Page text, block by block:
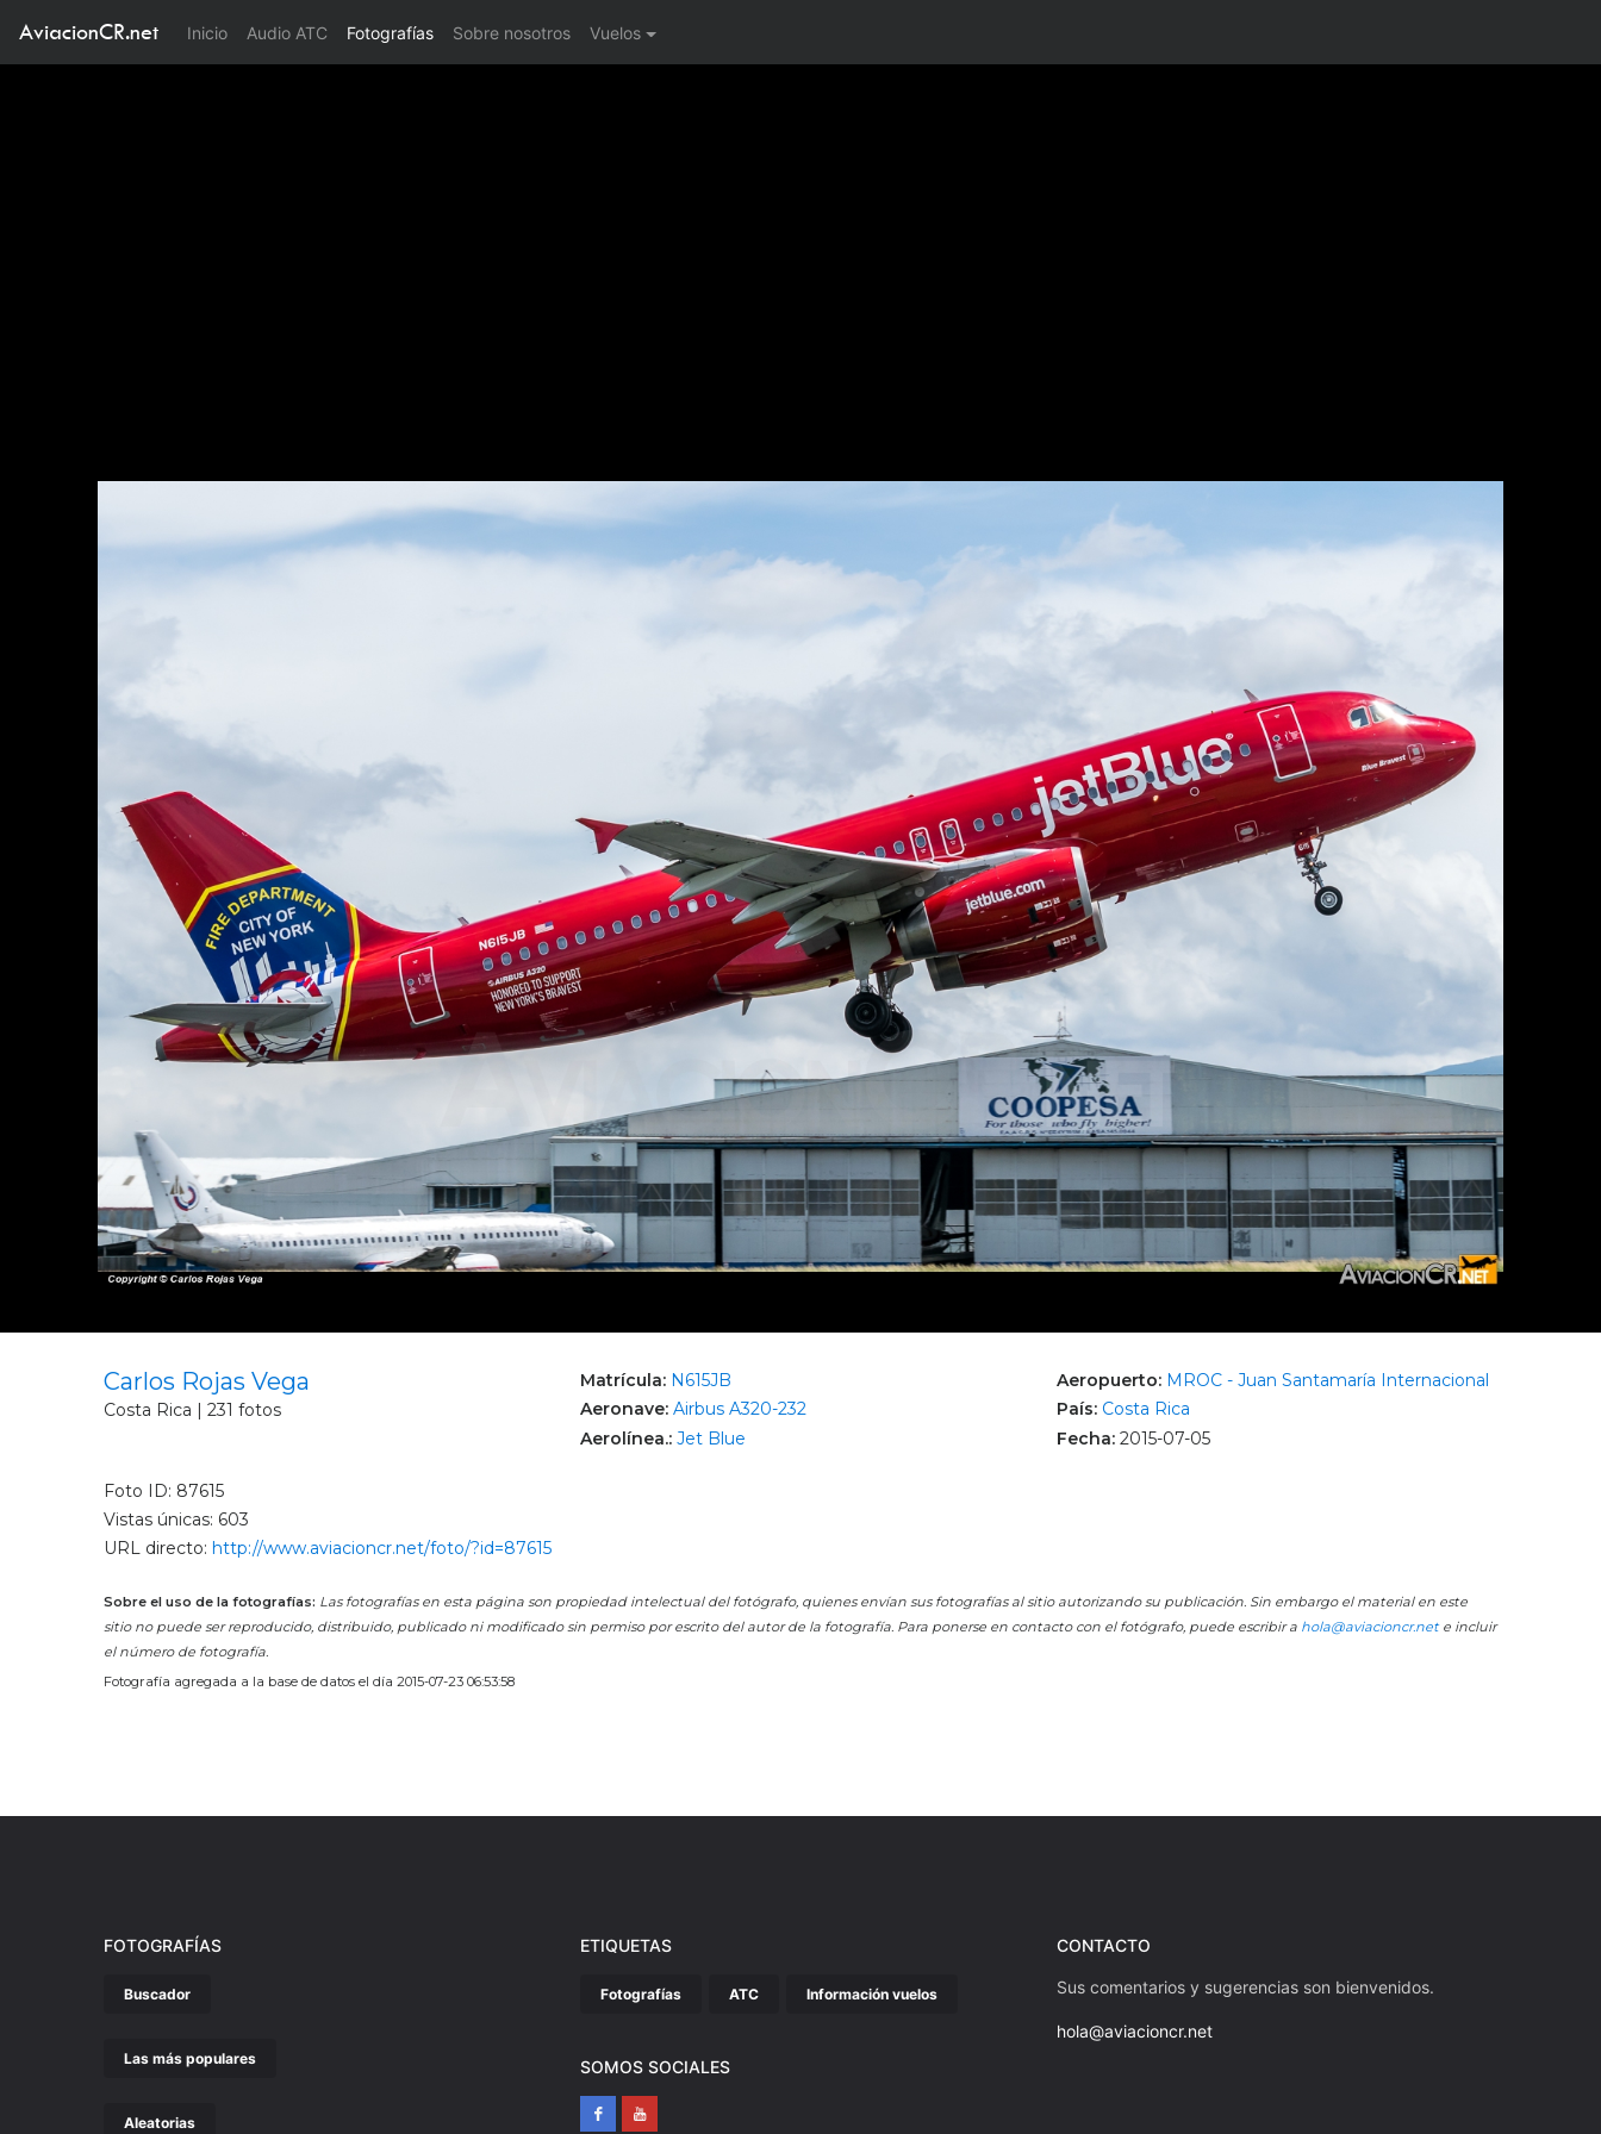
AviacionCR.net Inicio(current)
Audio ATC Fotografías Sobre nosotros Vuelos
Carlos Rojas Vega
Costa Rica | 231 fotos
Matrícula: N615JB
Aeronave: Airbus A320-232
Aerolínea.: Jet Blue
Aeropuerto: MROC - Juan Santamaría Internacional
País: Costa Rica
Fecha: 2015-07-05
Foto ID: 87615
Vistas únicas: 603
URL directo: http://www.aviacioncr.net/foto/?id=87615
Sobre el uso de la fotografías: Las fotografías en esta página son propiedad intelectual del fotógrafo, quienes envían sus fotografías al sitio autorizando su publicación. Sin embargo el material en este
sitio no puede ser reproducido, distribuido, publicado ni modificado sin permiso por escrito del autor de la fotografía. Para ponerse en contacto con el fotógrafo, puede escribir a hola@aviacioncr.nete incluir
el número de fotografía.
Fotografía agregada a la base de datos el día 2015-07-23 06:53:58
FOTOGRAFÍAS
Buscador
Las más populares
Aleatorias
ETIQUETAS
Fotografías ATC Información vuelos
SOMOS SOCIALES
CONTACTO
Sus comentarios y sugerencias son bienvenidos.
hola@aviacioncr.net